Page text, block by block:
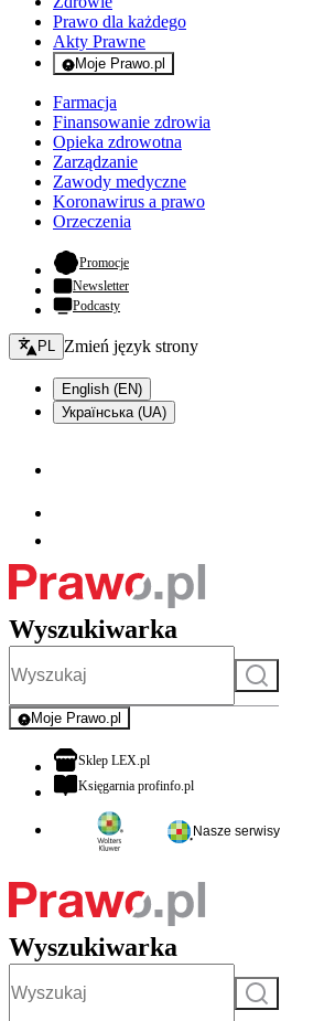
Prawo dla każdego
Akty Prawne
Moje Prawo.pl
- rejestracja i logowanie do serwisu
Farmacja
Finansowanie zdrowia
Opieka zdrowotna
Zarządzanie
Zawody medyczne
Koronawirus a prawo
Orzeczenia
Promocje- otwiera się w nowej karcie
Newsletter
Podcasty
Zmień język - bieżący:
PL Zmień język strony
English (EN)
Українська (UA)
Wyszukiwarka
Szukaj
Moje Prawo.pl
- rejestracja i logowanie do serwisu
Sklep LEX.plotwiera się w nowej karcie
Księgarnia profinfo.plotwiera się w nowej karcie
Nasze serwisy
Wyszukiwarka
Szukaj